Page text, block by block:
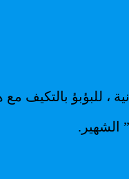
، للبؤبؤ بالتكيف مع
الشهير.